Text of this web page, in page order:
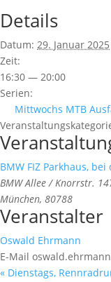
Details
Datum: 29. Januar 2025
Zeit:
16:30 — 20:00
Serien:
Mittwochs MTB
BMW FIZ Parkhaus,
BMW Allee / Knorrstr.
München, 80788
Veranstalter
Oswald Ehrmann
E-Mail
« Dienstags,